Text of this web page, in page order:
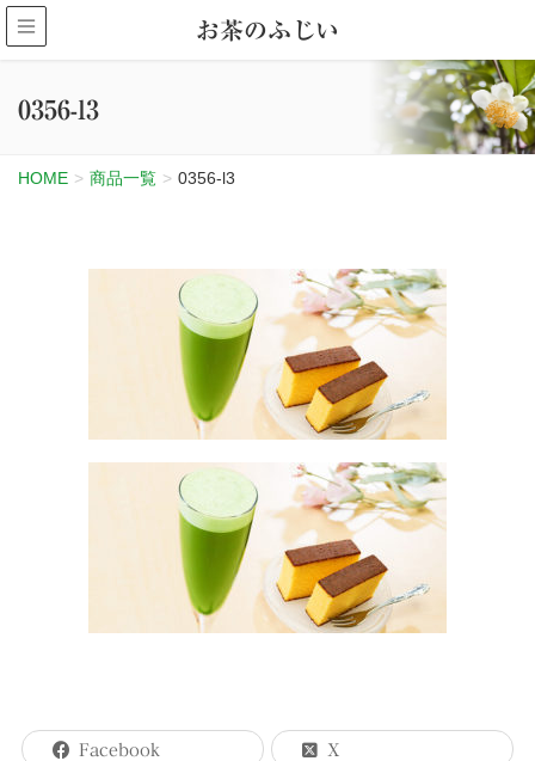
お茶のふじい
0356-l3
HOME 商品一覧 0356-l3
Facebook X